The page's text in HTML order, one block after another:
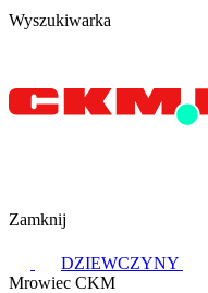
Wyszukiwarka
Zamknij
DZIEWCZYNY
Mrowiec CKM